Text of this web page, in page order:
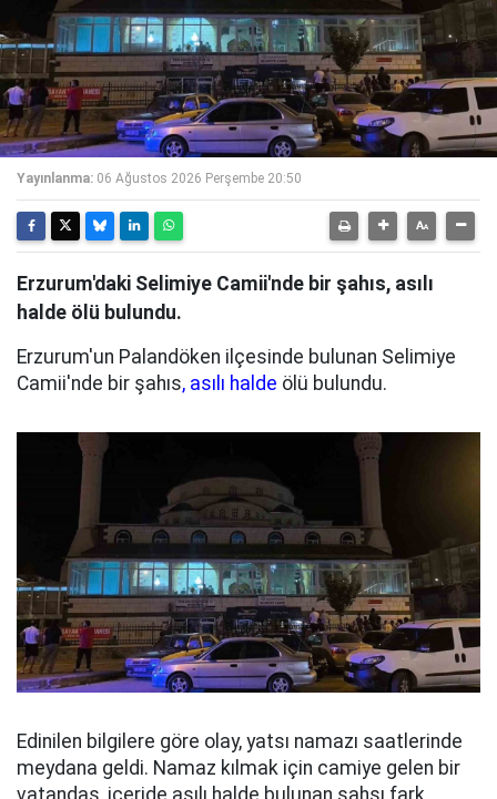
Yayınlanma: 06 Ağustos 2026 Perşembe 20:50
Erzurum'daki Selimiye Camii'nde bir şahıs, asılı
halde ölü bulundu.
Erzurum'un Palandöken ilçesinde bulunan Selimiye
Camii'nde bir şahıs, asılı halde ölü bulundu.
Edinilen bilgilere göre olay, yatsı namazı saatlerinde
meydana geldi. Namaz kılmak için camiye gelen bir